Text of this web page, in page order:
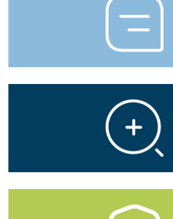
Servicios
Especialidades